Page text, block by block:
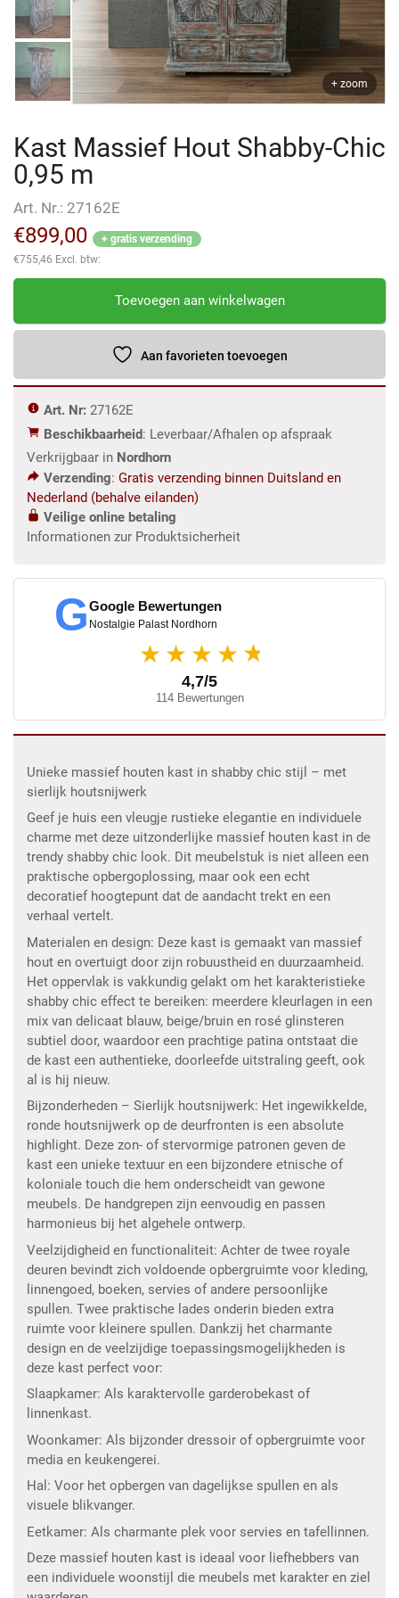
+ zoom
Kast Massief Hout Shabby-Chic
0,95 m
Art. Nr.: 27162E
€899,00
+ gratis verzending
€755,46 Excl. btw:
Kast
Hout
Chic
0,95
aantal
Toevoegen aan winkelwagen
Aan favorieten toevoegen
Art. Nr: 27162E
Beschikbaarheid: Leverbaar/Afhalen op afspraak
Verkrijgbaar in Nordhorn
Verzending: Gratis verzending binnen Duitsland en
Nederland (behalve eilanden)
Veilige online betaling
Informationen zur Produktsicherheit
GGoogle Bewertungen
Nostalgie Palast Nordhorn
★★★★ ★
4,7/5
114 Bewertungen
Unieke massief houten kast in shabby chic stijl – met
sierlijk houtsnijwerk
Geef je huis een vleugje rustieke elegantie en individuele
charme met deze uitzonderlijke massief houten kast in de
trendy shabby chic look. Dit meubelstuk is niet alleen een
praktische opbergoplossing, maar ook een echt
decoratief hoogtepunt dat de aandacht trekt en een
verhaal vertelt.
Materialen en design: Deze kast is gemaakt van massief
hout en overtuigt door zijn robuustheid en duurzaamheid.
Het oppervlak is vakkundig gelakt om het karakteristieke
shabby chic effect te bereiken: meerdere kleurlagen in een
mix van delicaat blauw, beige/bruin en rosé glinsteren
subtiel door, waardoor een prachtige patina ontstaat die
de kast een authentieke, doorleefde uitstraling geeft, ook
al is hij nieuw.
Bijzonderheden – Sierlijk houtsnijwerk: Het ingewikkelde,
ronde houtsnijwerk op de deurfronten is een absolute
highlight. Deze zon- of stervormige patronen geven de
kast een unieke textuur en een bijzondere etnische of
koloniale touch die hem onderscheidt van gewone
meubels. De handgrepen zijn eenvoudig en passen
harmonieus bij het algehele ontwerp.
Veelzijdigheid en functionaliteit: Achter de twee royale
deuren bevindt zich voldoende opbergruimte voor kleding,
linnengoed, boeken, servies of andere persoonlijke
spullen. Twee praktische lades onderin bieden extra
ruimte voor kleinere spullen. Dankzij het charmante
design en de veelzijdige toepassingsmogelijkheden is
deze kast perfect voor:
Slaapkamer: Als karaktervolle garderobekast of
linnenkast.
Woonkamer: Als bijzonder dressoir of opbergruimte voor
media en keukengerei.
Hal: Voor het opbergen van dagelijkse spullen en als
visuele blikvanger.
Eetkamer: Als charmante plek voor servies en tafellinnen.
Deze massief houten kast is ideaal voor liefhebbers van
een individuele woonstijl die meubels met karakter en ziel